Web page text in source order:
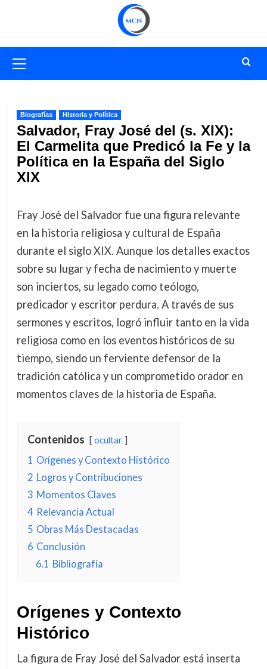
primario
Biografías Historia y Política
Salvador, Fray José del (s. XIX):
El Carmelita que Predicó la Fe y la
Política en la España del Siglo
XIX
Fray José del Salvador fue una figura relevante
en la historia religiosa y cultural de España
durante el siglo XIX. Aunque los detalles exactos
sobre su lugar y fecha de nacimiento y muerte
son inciertos, su legado como teólogo,
predicador y escritor perdura. A través de sus
sermones y escritos, logró influir tanto en la vida
religiosa como en los eventos históricos de su
tiempo, siendo un ferviente defensor de la
tradición católica y un comprometido orador en
momentos claves de la historia de España.
Contenidos ocultar
1 Orígenes y Contexto Histórico
2 Logros y Contribuciones
3 Momentos Claves
4 Relevancia Actual
5 Obras Más Destacadas
6 Conclusión
6.1 Bibliografía
Orígenes y Contexto
Histórico
La figura de Fray José del Salvador está inserta